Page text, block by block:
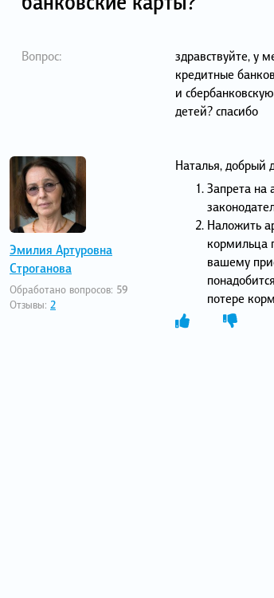
Вопрос:
здравствуйте, у
кредитные
и
детей? спасибо
Эмилия Артуровна
Строганова
Обработано вопросов: 59
Отзывы: 2
Наталья, добрый
Запрета на
Наложить
кормильца
вашему
потере